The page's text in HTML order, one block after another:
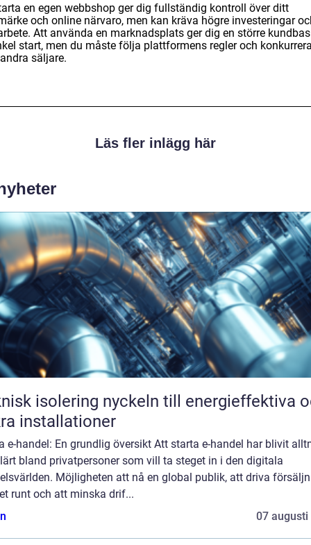
en egen webbshop ger dig fullständig kontroll över ditt
och online närvaro, men kan kräva högre investeringar
Att använda en marknadsplats ger dig en större
start, men du måste följa plattformens regler och
säljare.
Läs fler inlägg här
nyckeln till energieffektiva och
installationer
e-handel: En grundlig översikt Att starta e-handel har blivit
bland privatpersoner som vill ta steget in i den digitala
Möjligheten att nå en global publik, att driva
runt och att minska drif...
07 augusti